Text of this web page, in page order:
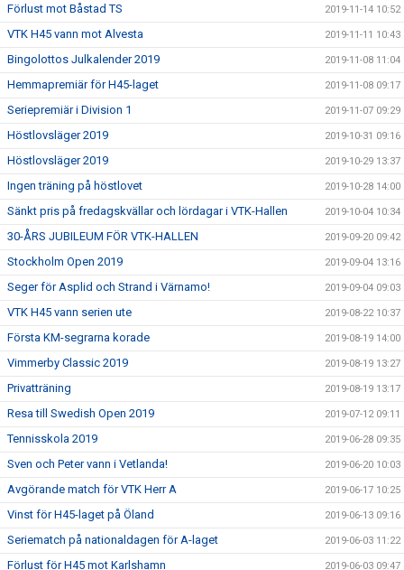
Förlust mot Båstad TS 2019-11-14 10:52
VTK H45 vann mot Alvesta 2019-11-11 10:43
Bingolottos Julkalender 2019 2019-11-08 11:04
Hemmapremiär för H45-laget 2019-11-08 09:17
Seriepremiär i Division 1 2019-11-07 09:29
Höstlovsläger 2019 2019-10-31 09:16
Höstlovsläger 2019 2019-10-29 13:37
Ingen träning på höstlovet 2019-10-28 14:00
Sänkt pris på fredagskvällar och lördagar i VTK-Hallen 2019-10-04 10:34
30-ÅRS JUBILEUM FÖR VTK-HALLEN 2019-09-20 09:42
Stockholm Open 2019 2019-09-04 13:16
Seger för Asplid och Strand i Värnamo! 2019-09-04 09:03
VTK H45 vann serien ute 2019-08-22 10:37
Första KM-segrarna korade 2019-08-19 14:00
Vimmerby Classic 2019 2019-08-19 13:27
Privatträning 2019-08-19 13:17
Resa till Swedish Open 2019 2019-07-12 09:11
Tennisskola 2019 2019-06-28 09:35
Sven och Peter vann i Vetlanda! 2019-06-20 10:03
Avgörande match för VTK Herr A 2019-06-17 10:25
Vinst för H45-laget på Öland 2019-06-13 09:16
Seriematch på nationaldagen för A-laget 2019-06-03 11:22
Förlust för H45 mot Karlshamn 2019-06-03 09:47